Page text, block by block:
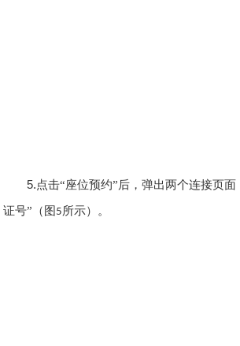
5.点击“座位预约”后，弹出两个连接页
证号”（图5所示）。